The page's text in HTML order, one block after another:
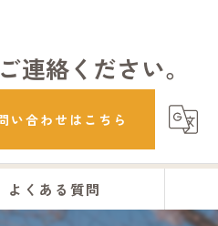
連絡ください。
い合わせはこちら
よくある質問